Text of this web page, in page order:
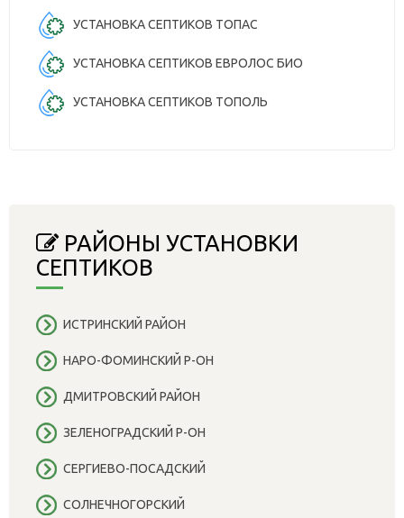
УСТАНОВКА СЕПТИКОВ ТОПАС
УСТАНОВКА СЕПТИКОВ ЕВРОЛОС БИО
УСТАНОВКА СЕПТИКОВ ТОПОЛЬ
РАЙОНЫ УСТАНОВКИ
СЕПТИКОВ
ИСТРИНСКИЙ РАЙОН
НАРО-ФОМИНСКИЙ Р-ОН
ДМИТРОВСКИЙ РАЙОН
ЗЕЛЕНОГРАДСКИЙ Р-ОН
СЕРГИЕВО-ПОСАДСКИЙ
СОЛНЕЧНОГОРСКИЙ